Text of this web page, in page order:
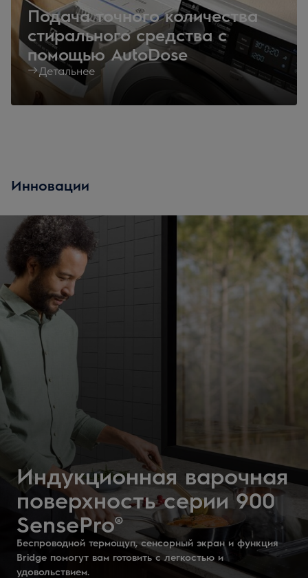
Подача точного количества
стирального средства с
помощью AutoDose
Детальнее
Инновации
Индукционная варочная
поверхность серии 900
SensePro®
Беспроводной термощуп, сенсорный экран и функция
Bridge помогут вам готовить с легкостью и
удовольствием.
UniversalDose
Один выдвижной контейнер для всех видов моющих
средств, даже капсул PODS®
Аккумуляторный
пылесос серии 800
Мощный беспроводной пылесос, который очищает весь
дом за один раз.